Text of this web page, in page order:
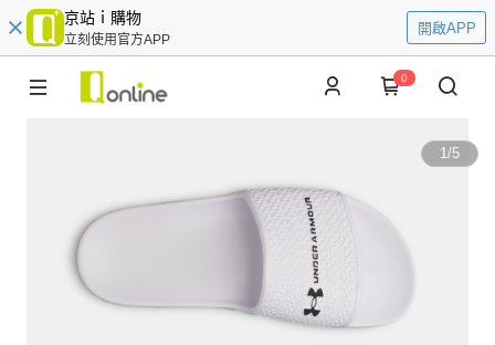
京站ｉ購物
立刻使用官方APP
開啟APP
0
1/5